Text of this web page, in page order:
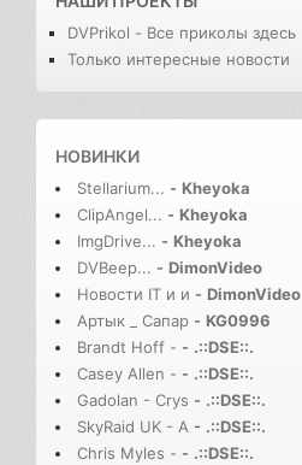
DVPrikol - Все приколы здесь
Только интересные новости
НОВИНКИ
Stellarium... - Kheyoka
ClipAngel... - Kheyoka
ImgDrive... - Kheyoka
DVBeep... - DimonVideo
Новости IT и и - DimonVideo
Артык _ Сапар - KG0996
Brandt Hoff - - .::DSE::.
Casey Allen - - .::DSE::.
Gadolan - Crys - .::DSE::.
SkyRaid UK - A - .::DSE::.
Chris Myles - - .::DSE::.